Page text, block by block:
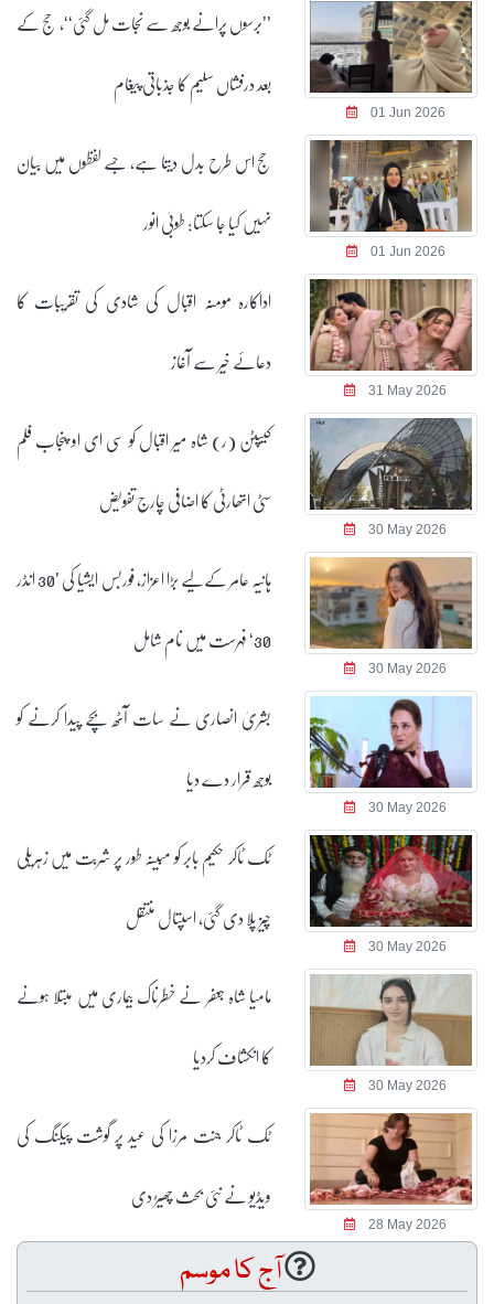
01 Jun 2026
’’برسوں پرانے بوجھ سے نجات مل گئی‘‘، حج کے
بعد درفشاں سلیم کا جذباتی پیغام
01 Jun 2026
حج اس طرح بدل دیتا ہے، جسے لفظوں میں بیان
نہیں کیا جا سکتا: طوبیٰ انور
31 May 2026
اداکارہ مومنہ اقبال کی شادی کی تقریبات کا
دعائے خیر سے آغاز
30 May 2026
کیپٹن (ر) شاہ میر اقبال کو سی ای او پنجاب فلم
سٹی اتھارٹی کا اضافی چارج تفویض
30 May 2026
ہانیہ عامر کےلیے بڑا اعزاز، فوربس ایشیا کی ’30 انڈر
30‘ فہرست میں نام شامل
30 May 2026
بشریٰ انصاری نے سات آٹھ بچے پیدا کرنے کو
بوجھ قرار دے دیا
30 May 2026
ٹک ٹاکر حکیم بابر کو مبینہ طور پر شربت میں زہریلی
چیز پلا دی گئی، اسپتال منتقل
30 May 2026
مامیا شاہ جعفر نے خطرناک بیماری میں مبتلا ہونے
کا انکشاف کردیا
28 May 2026
ٹک ٹاکر جنت مرزا کی عید پر گوشت پیکنگ کی
ویڈیو نے نئی بحث چھیڑ دی
آج کا موسم